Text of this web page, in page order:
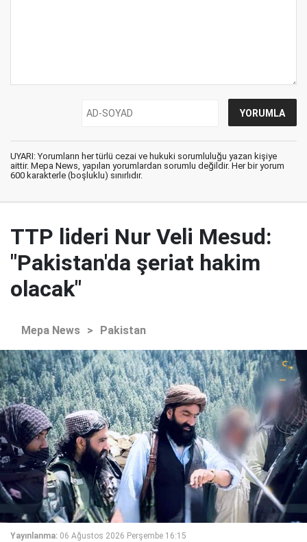
UYARI: Yorumların her türlü cezai ve hukuki sorumluluğu yazan kişiye
aittir. Mepa News, yapılan yorumlardan sorumlu değildir. Her bir yorum
600 karakterle (boşluklu) sınırlıdır.
TTP lideri Nur Veli Mesud:
"Pakistan'da şeriat hakim
olacak"
Mepa News > Pakistan
Yayınlanma: 06 Ağustos 2026 Perşembe 16:15